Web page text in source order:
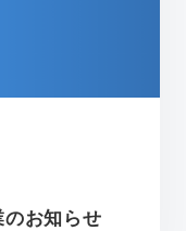
お知らせ